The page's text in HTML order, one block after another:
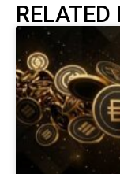
RELATED